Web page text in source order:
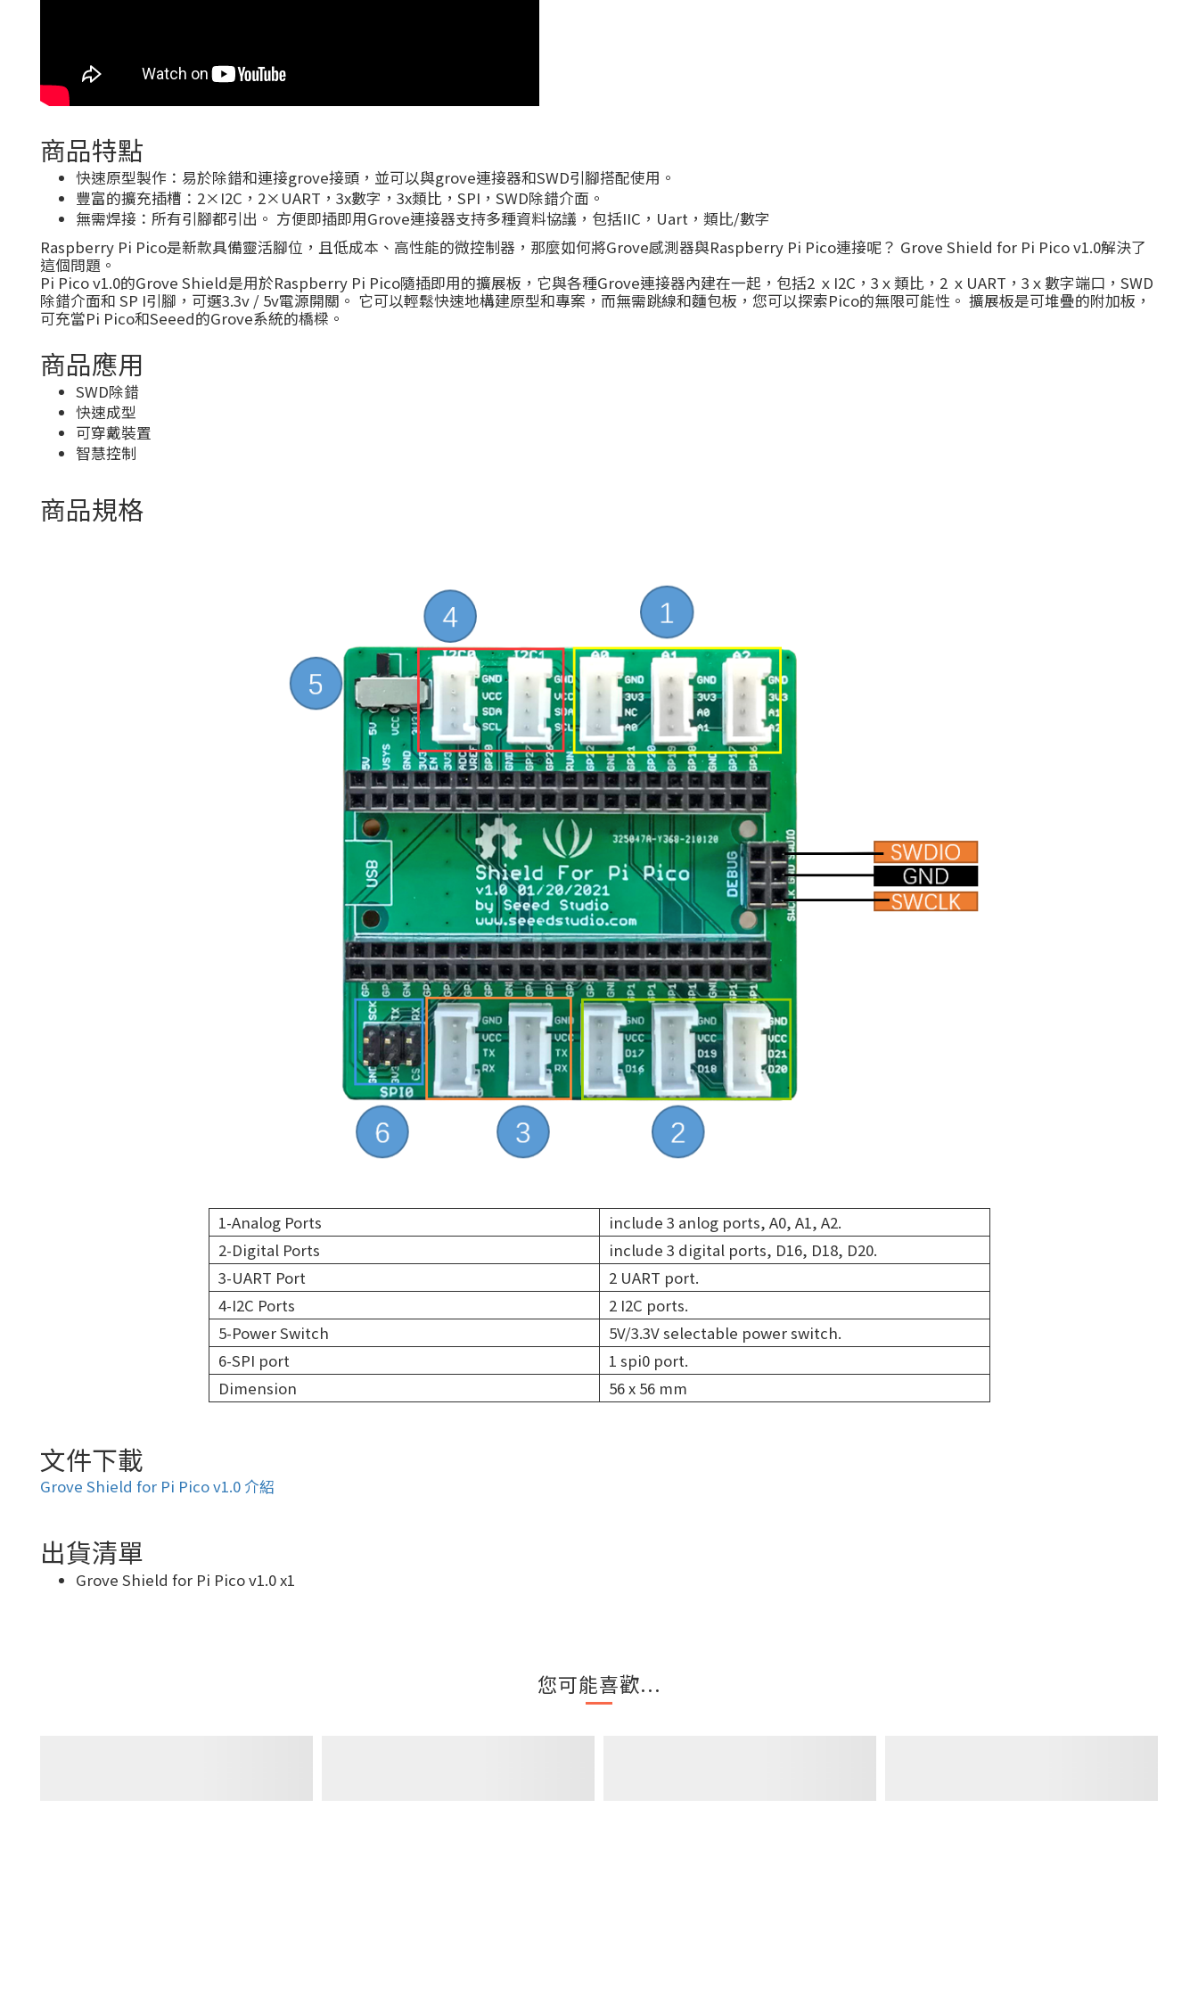
商品特點
快速原型製作：易於除錯和連接grove接頭，並可以與grove連接器和SWD引腳搭配使用。
豐富的擴充插槽：2×I2C，2×UART，3x數字，3x類比，SPI，SWD除錯介面。
無需焊接：所有引腳都引出。 方便即插即用Grove連接器支持多種資料協議，包括IIC，Uart，類比/數字
Raspberry Pi Pico是新款具備靈活腳位，且低成本、高性能的微控制器，那麼如何將Grove感測器與Raspberry Pi Pico連接呢？ Grove Shield for Pi Pico v1.0解決了
這個問題。
Pi Pico v1.0的Grove Shield是用於Raspberry Pi Pico隨插即用的擴展板，它與各種Grove連接器內建在一起，包括2 ｘI2C，3ｘ類比，2 ｘUART，3ｘ數字端口，SWD
除錯介面和 SP I引腳，可選3.3v / 5v電源開關。 它可以輕鬆快速地構建原型和專案，而無需跳線和麵包板，您可以探索Pico的無限可能性。 擴展板是可堆疊的附加板，
可充當Pi Pico和Seeed的Grove系統的橋樑。
商品應用
SWD除錯
快速成型
可穿戴裝置
智慧控制
商品規格
1-Analog Ports
include 3 anlog ports, A0, A1, A2.
2-Digital Ports
include 3 digital ports, D16, D18, D20.
3-UART Port
2 UART port.
4-I2C Ports
2 I2C ports.
5-Power Switch
5V/3.3V selectable power switch.
6-SPI port
1 spi0 port.
Dimension
56 x 56 mm
文件下載
Grove Shield for Pi Pico v1.0 介紹
出貨清單
Grove Shield for Pi Pico v1.0 x1
您可能喜歡...